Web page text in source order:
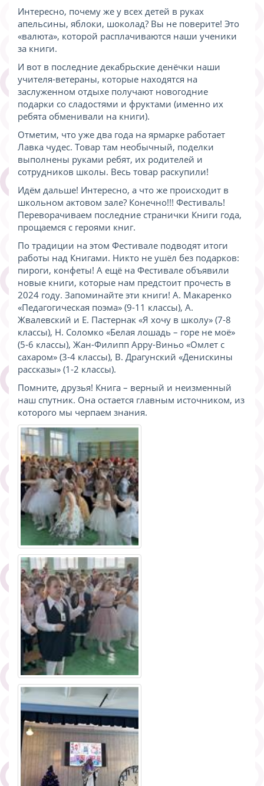
Интересно, почему же у всех детей в руках
апельсины, яблоки, шоколад? Вы не поверите! Это
«валюта», которой расплачиваются наши ученики
за книги.
И вот в последние декабрьские денёчки наши
учителя-ветераны, которые находятся на
заслуженном отдыхе получают новогодние
подарки со сладостями и фруктами (именно их
ребята обменивали на книги).
Отметим, что уже два года на ярмарке работает
Лавка чудес. Товар там необычный, поделки
выполнены руками ребят, их родителей и
сотрудников школы. Весь товар раскупили!
Идём дальше! Интересно, а что же происходит в
школьном актовом зале? Конечно!!! Фестиваль!
Переворачиваем последние странички Книги года,
прощаемся с героями книг.
По традиции на этом Фестивале подводят итоги
работы над Книгами. Никто не ушёл без подарков:
пироги, конфеты! А ещё на Фестивале объявили
новые книги, которые нам предстоит прочесть в
2024 году. Запоминайте эти книги! А. Макаренко
«Педагогическая поэма» (9-11 классы), А.
Жвалевский и Е. Пастернак «Я хочу в школу» (7-8
классы), Н. Соломко «Белая лошадь – горе не моё»
(5-6 классы), Жан-Филипп Арру-Виньо «Омлет с
сахаром» (3-4 классы), В. Драгунский «Денискины
рассказы» (1-2 классы).
Помните, друзья! Книга – верный и неизменный
наш спутник. Она остается главным источником, из
которого мы черпаем знания.